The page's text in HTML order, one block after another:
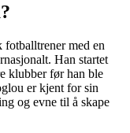
fotballtrener med en
Han startet
klubber før han ble
er kjent for sin
og evne til å skape